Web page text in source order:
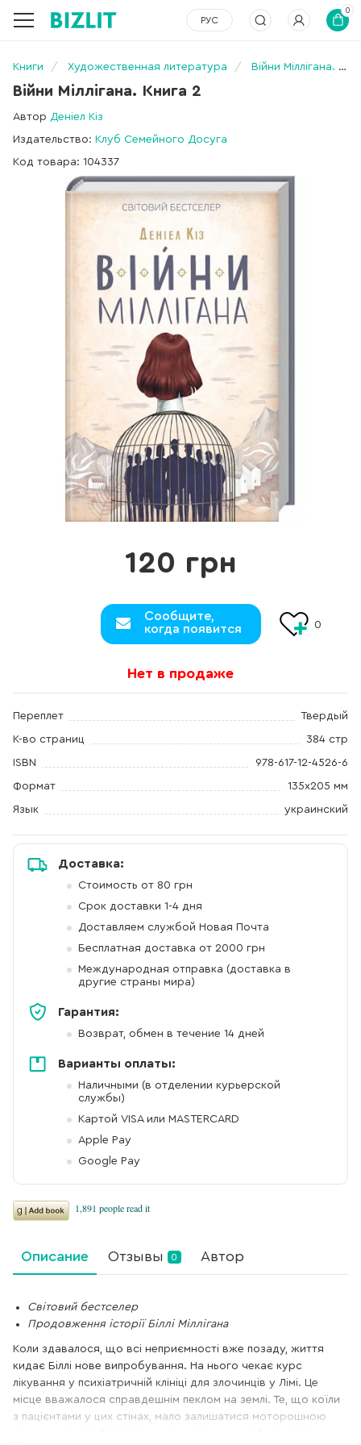
РУС
0
Книги Художественная литература Війни Міллігана. Книга 2
Війни Міллігана. Книга 2
Автор Деніел Кіз
Издательство: Клуб Семейного Досуга
Код товара: 104337
120 грн
Сообщите,
когда появится
0
Нет в продаже
Переплет Твердый
К-во страниц 384 стр
ISBN 978-617-12-4526-6
Формат 135х205 мм
Язык украинский
Доставка:
Стоимость от 80 грн
Срок доставки 1-4 дня
Доставляем службой Новая Почта
Бесплатная доставка от 2000 грн
Международная отправка (доставка в
другие страны мира)
Гарантия:
Возврат, обмен в течение 14 дней
Варианты оплаты:
Наличными (в отделении курьерской
службы)
Картой VISA или MASTERCARD
Apple Pay
Google Pay
Описание Отзывы 0 Автор
Світовий бестселер
Продовження історії Біллі Міллігана
Коли здавалося, що всі неприємності вже позаду, життя
кидає Біллі нове випробування. На нього чекає курс
лікування у психіатричній клініці для злочинців у Лімі. Це
місце вважалося справдешнім пеклом на землі. Те, що коїли
з пацієнтами у цих стінах, мало залишатися моторошною